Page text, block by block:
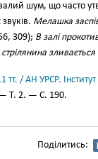
шум, що часто
Мелашка
309); В залі
зливається
тт. / АН УРСР.
Т. 2. — С. 190.
Поділитись: